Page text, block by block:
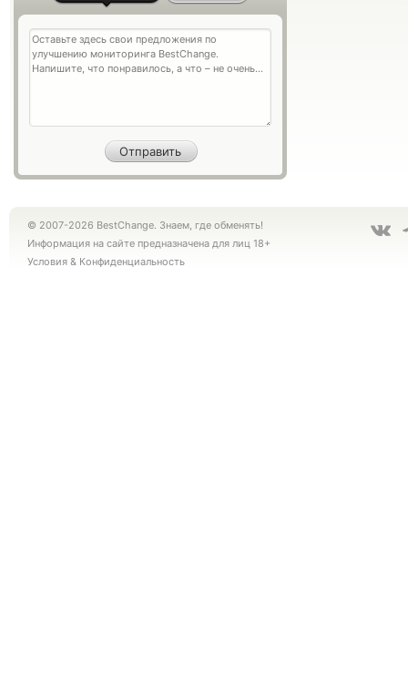
© 2007-2026 BestChange. Знаем, где обменять!
Информация на сайте предназначена для лиц 18+
Условия & Конфиденциальность